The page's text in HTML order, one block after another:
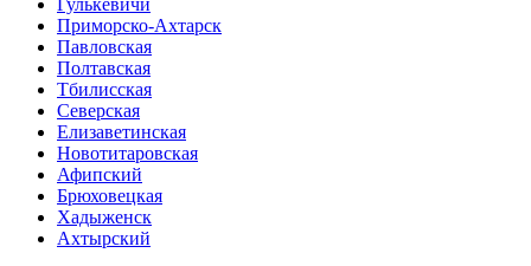
Приморско-Ахтарск
Павловская
Полтавская
Тбилисская
Северская
Елизаветинская
Новотитаровская
Афипский
Брюховецкая
Хадыженск
Ахтырский